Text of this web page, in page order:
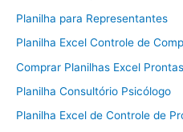
Planilha para Representantes
Planilha Excel Controle de
Comprar Planilhas Excel Prontas
Planilha Consultório Psicólogo
Planilha Excel de Controle de